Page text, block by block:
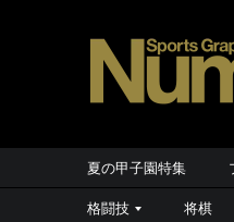
夏の甲子園特集
格闘技 将棋